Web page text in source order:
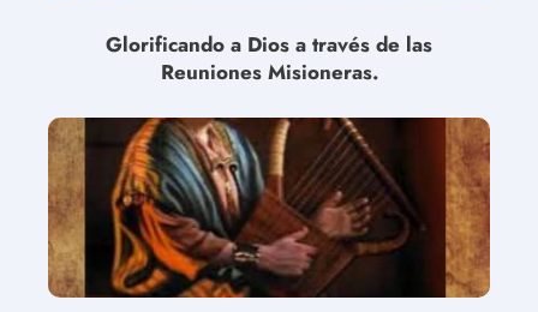
Glorificando a Dios a través de las
Reuniones Misioneras.